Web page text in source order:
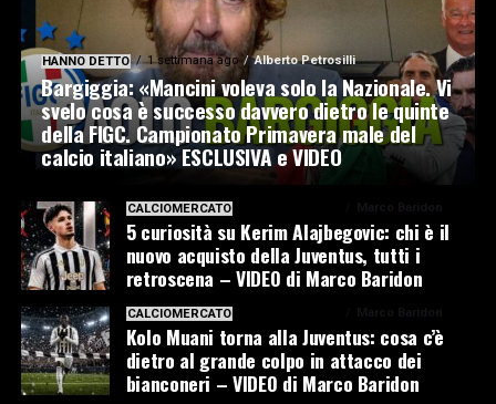
HANNO DETTO 1 settimana ago Alberto Petrosilli
Bargiggia: «Mancini voleva solo la Nazionale. Vi
svelo cosa è successo davvero dietro le quinte
della FIGC. Campionato Primavera male del
calcio italiano» ESCLUSIVA e VIDEO
CALCIOMERCATO
5 curiosità su Kerim Alajbegovic: chi è il
nuovo acquisto della Juventus, tutti i
retroscena – VIDEO di Marco Baridon
CALCIOMERCATO
Kolo Muani torna alla Juventus: cosa c’è
dietro al grande colpo in attacco dei
bianconeri – VIDEO di Marco Baridon